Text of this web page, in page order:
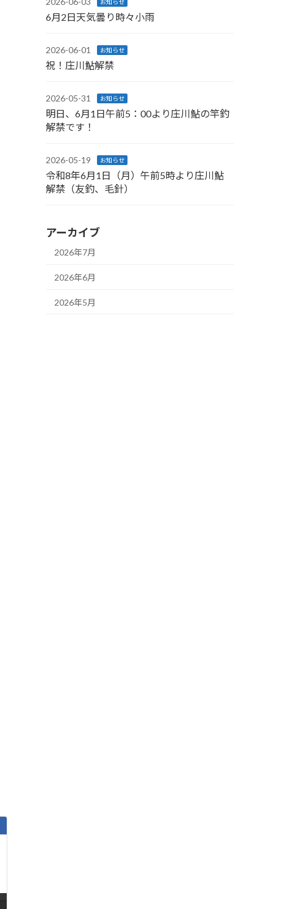
お知らせ
6月2日天気曇り時々小雨
2026-06-01 お知らせ
祝！庄川鮎解禁
2026-05-31 お知らせ
明日、6月1日午前5：00より庄川鮎の竿釣
解禁です！
2026-05-19 お知らせ
令和8年6月1日（月）午前5時より庄川鮎
解禁（友釣、毛針）
アーカイブ
2026年7月
2026年6月
2026年5月